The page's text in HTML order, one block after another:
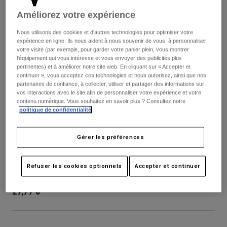
Shorts
Vestes
Gants
Masques
Chaussettes
Accessoires
Pantalons
Gants
Vestes
Protections
Masques
Chaussettes
Sacs et accessoires
Chemises
Voir tout
Femme
T-shirts et tops
Sweats et Pulls
Vestes
Chemises
Voir tout
Protections
Chaussettes
Voir tout
Moto
Bottes
Visière pour casque Rampage — Junior
Article n°33275-247-OS
29,99 €
Améliorez votre expérience
Nous utilisons des cookies et d'autres technologies pour optimiser votre
expérience en ligne. Ils nous aident à nous souvenir de vous, à personnaliser
votre visite (par exemple, pour garder votre panier plein, vous montrer
l'équipement qui vous intéresse et vous envoyer des publicités plus
pertinentes) et à améliorer notre site web. En cliquant sur « Accepter et
continuer », vous acceptez ces technologies et nous autorisez, ainsi que nos
partenaires de confiance, à collecter, utiliser et partager des informations sur
vos interactions avec le site afin de personnaliser votre expérience et votre
contenu numérique. Vous souhaitez en savoir plus ? Consultez notre
politique de confidentialité
Gérer les préférences
Refuser les cookies optionnels Accepter et continuer